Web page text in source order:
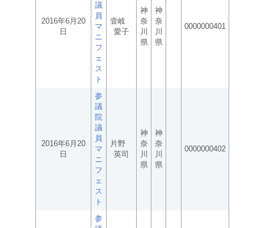
2016年6月20
日
議
員
マ
ニ
フ
ェ
ス
ト
壹岐
愛子
神
奈
川
県
神
奈
川
県
0000000401
2016年6月20
日
参
議
院
議
員
マ
ニ
フ
ェ
ス
ト
片野
英司
神
奈
川
県
神
奈
川
県
0000000402
参